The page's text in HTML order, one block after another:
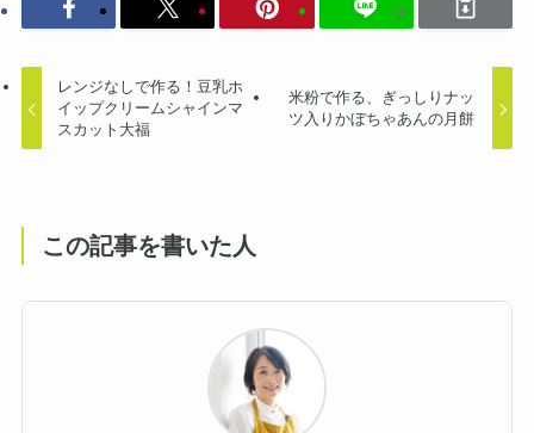
レンジなしで作る！豆乳ホ
イップクリームシャインマ
スカット大福
米粉で作る、ぎっしりナッ
ツ入りかぼちゃあんの月餅
この記事を書いた人